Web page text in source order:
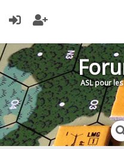
ASL pour